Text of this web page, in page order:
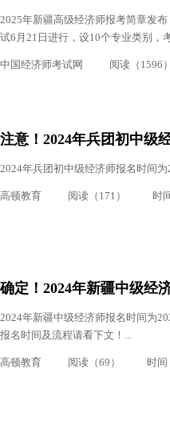
2025年新疆高级经济师报考简章发
试6月21日进行，设10个专业类别，
中国经济师考试网 阅读（1596
注意！2024年兵团初中级
2024年兵团初中级经济师报名时间
高顿教育 阅读（171） 时
确定！2024年新疆中级经
2024年新疆中级经济师报名时间为
报名时间及流程请看下文！...
高顿教育 阅读（69） 时间